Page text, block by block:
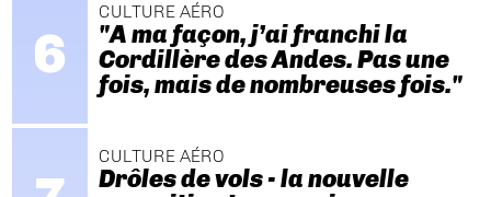
CULTURE AÉRO
"A ma façon, j’ai franchi la
Cordillère des Andes. Pas une
fois, mais de nombreuses fois."
CULTURE AÉRO
Drôles de vols - la nouvelle